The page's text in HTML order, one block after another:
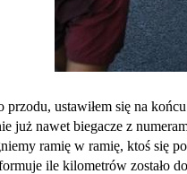
przodu, ustawiłem się na
już nawet biegacze z
ramię w ramię, ktoś się
ile kilometrów zostało